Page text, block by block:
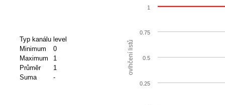
Typ kanálu level
Minimum
0
Maximum
1
Průměr
1
Suma
-
ovlhčení listů
0.25
0.5
0.75
1